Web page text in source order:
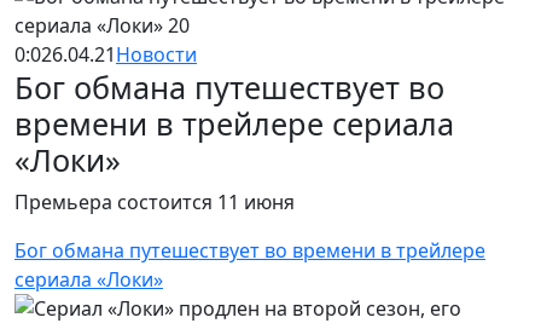
0:026.04.21Новости
Бог обмана путешествует во
времени в трейлере сериала
«Локи»
Премьера состоится 11 июня
Бог обмана путешествует во времени в трейлере
сериала «Локи»